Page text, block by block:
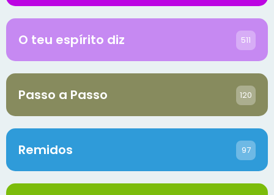
O teu espírito diz 511
Passo a Passo 120
Remidos 97